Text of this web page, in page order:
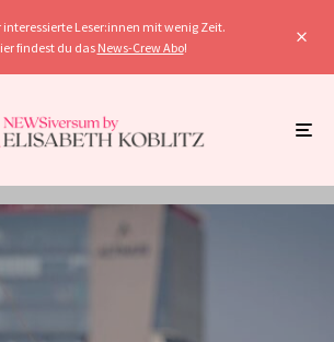
interessierte Leser:innen mit wenig Zeit.
findest du das News-Crew Abo!